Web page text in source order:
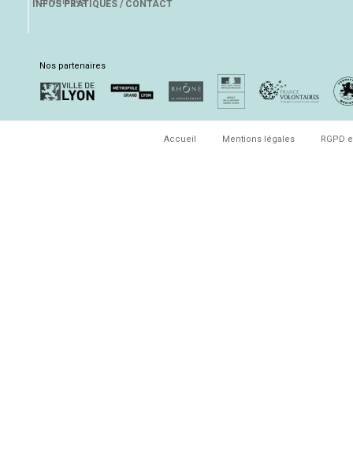
INFOS PRATIQUES / CONTACT
Nos partenaires
Accueil Mentions légales RGPD